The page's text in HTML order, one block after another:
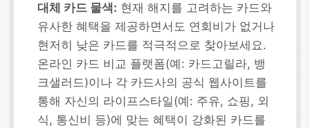
대체 카드 물색: 현재 해지를 고려하는 카드와
유사한 혜택을 제공하면서도 연회비가 없거나
현저히 낮은 카드를 적극적으로 찾아보세요.
온라인 카드 비교 플랫폼(예: 카드고릴라, 뱅
크샐러드)이나 각 카드사의 공식 웹사이트를
통해 자신의 라이프스타일(예: 주유, 쇼핑, 외
식, 통신비 등)에 맞는 혜택이 강화된 카드를